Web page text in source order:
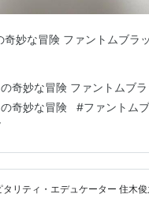
奇妙な冒険 ファントムブラ
奇妙な冒険 ファントムブラ
奇妙な冒険 #ファントム
タリティ・エデュケーター 住木